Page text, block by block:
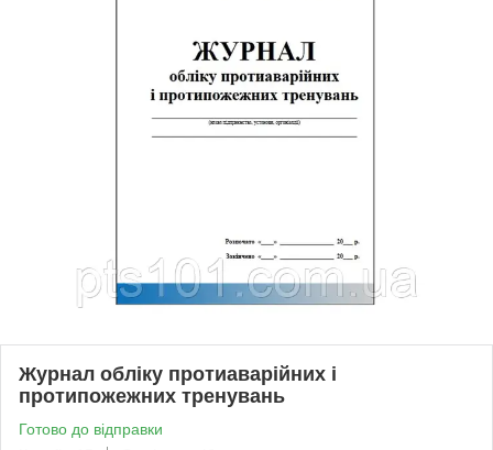
Журнал обліку протиаварійних і
протипожежних тренувань
Готово до відправки